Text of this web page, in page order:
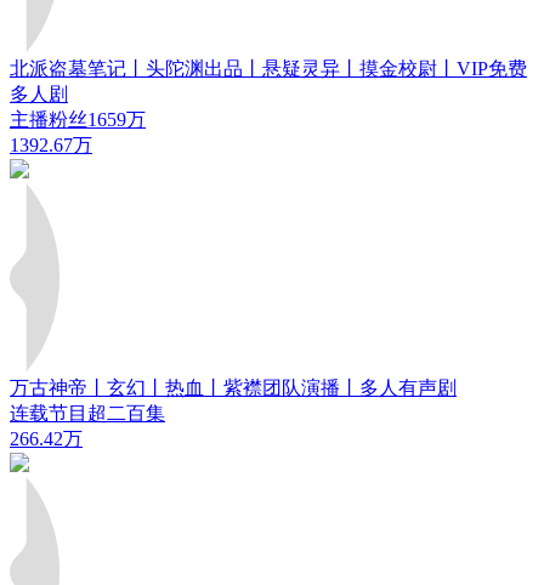
北派盗墓笔记丨头陀渊出品丨悬疑灵异丨摸金校尉丨VIP免费
多人剧
主播粉丝1659万
1392.67万
万古神帝丨玄幻丨热血丨紫襟团队演播丨多人有声剧
连载节目超二百集
266.42万